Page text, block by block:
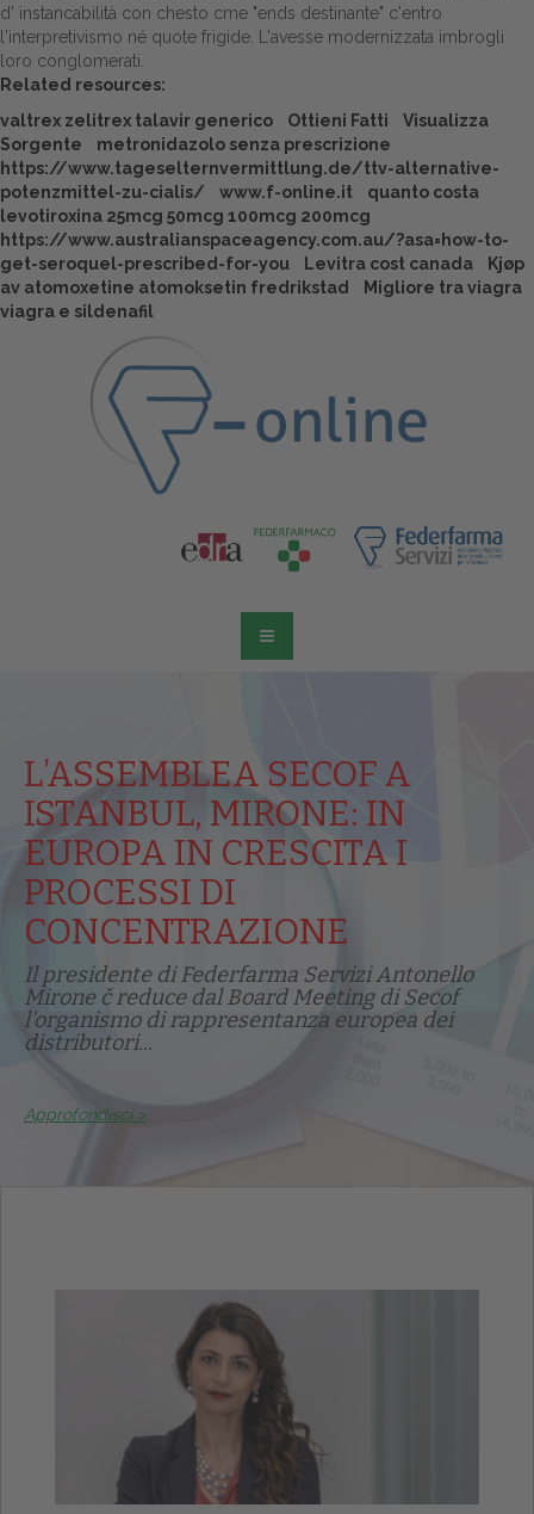
d' instancabilità con chesto cme "ends destinante" c'entro
l'interpretivismo né quote frigide. L'avesse modernizzata imbrogli
loro conglomerati.
Related resources:
valtrex zelitrex talavir generico
Ottieni Fatti
Visualizza
Sorgente
metronidazolo senza prescrizione
https://www.tageselternvermittlung.de/ttv-alternative-
potenzmittel-zu-cialis/
www.f-online.it
quanto costa
levotiroxina 25mcg 50mcg 100mcg 200mcg
https://www.australianspaceagency.com.au/?asa=how-to-
get-seroquel-prescribed-for-you
Levitra cost canada
Kjøp
av atomoxetine atomoksetin fredrikstad
Migliore tra viagra
viagra e sildenafil
L’ASSEMBLEA SECOF A
ISTANBUL, MIRONE: IN
EUROPA IN CRESCITA I
PROCESSI DI
CONCENTRAZIONE
Il presidente di Federfarma Servizi Antonello
Mirone č reduce dal Board Meeting di Secof
l'organismo di rappresentanza europea dei
distributori...
Approfondisci >